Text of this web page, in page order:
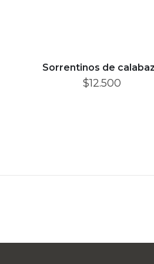
Sorrentinos de
$12.500